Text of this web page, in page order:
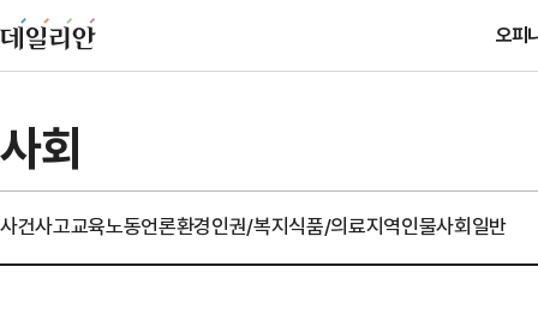
오피
사회
사건사고교육노동언론환경인권/복지식품/의료지역인물사회일반